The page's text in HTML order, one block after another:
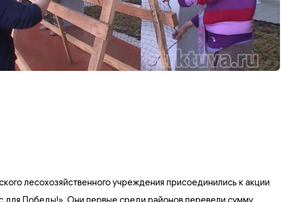
лесохозяйственного учреждения присоединились к акции